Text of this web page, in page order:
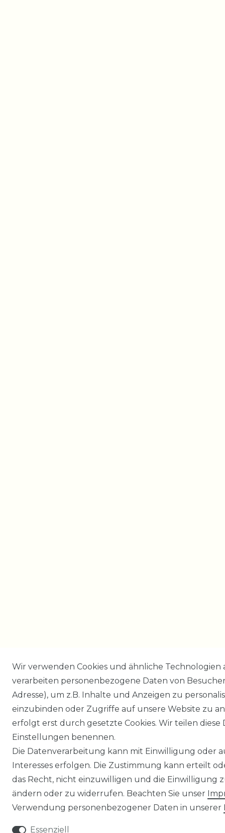
Wir verwenden Cookies und ähnliche
verarbeiten personenbezogene Daten von
Adresse), um z.B. Inhalte und Anzeigen zu
einzubinden oder Zugriffe auf unsere Website zu
erfolgt erst durch gesetzte Cookies. Wir teilen
Einstellungen benennen.
Die Datenverarbeitung kann mit Einwilligung oder
Interesses erfolgen. Die Zustimmung kann erteilt
das Recht, nicht einzuwilligen und die Einwilligung
ändern oder zu widerrufen. Beachten Sie unser
Verwendung personenbezogener Daten in unserer
Essenziell